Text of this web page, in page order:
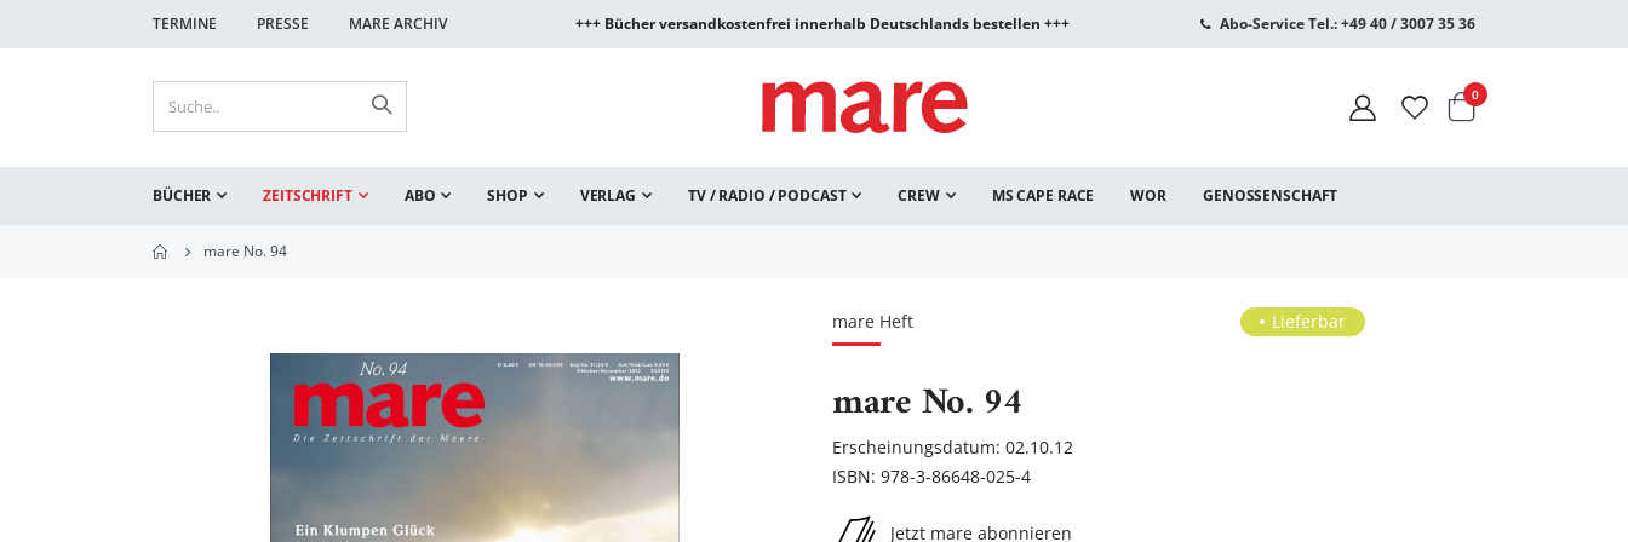
TERMINE PRESSE MARE ARCHIV +++ Bücher versandkostenfrei innerhalb Deutschlands bestellen +++ Abo-Service Tel.: +49 40 / 3007 35 36
Warenkorb
0Artikel
BÜCHER ZEITSCHRIFT ABO SHOP VERLAG TV / RADIO / PODCAST CREW MS CAPE RACE WOR GENOSSENSCHAFT
mare No. 94
mare Heft Lieferbar
mare No. 94
Erscheinungsdatum: 02.10.12
ISBN: 978-3-86648-025-4
Jetzt mare abonnieren